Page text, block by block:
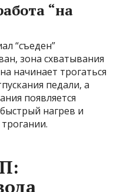
“на
“съеден”
зона схватывания
начинает трогаться
педали, а
появляется
нагрев и